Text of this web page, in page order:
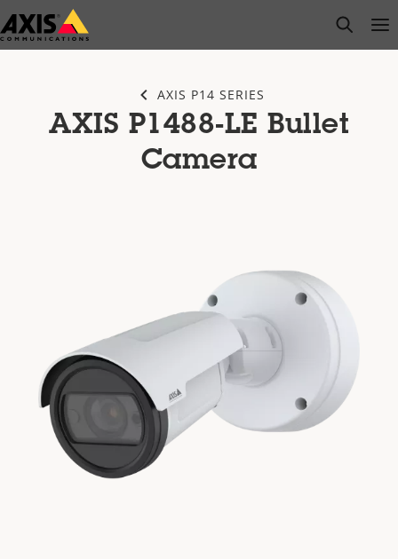
Saltar
al
open
AXIS P14 SERIES
AXIS P1488-LE Bullet
Camera